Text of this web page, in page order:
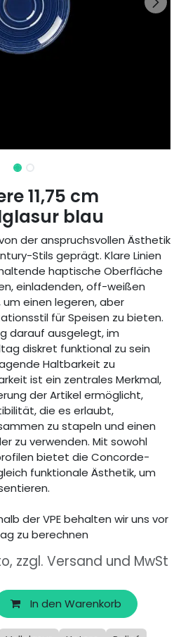
11,75 cm
blau
der anspruchsvollen Ästhetik
Stils geprägt. Klare Linien
haptische Oberfläche
einladenden, off-weißen
einen legeren, aber
für Speisen zu bieten.
darauf ausgelegt, im
diskret funktional zu sein
Haltbarkeit zu
ist ein zentrales Merkmal,
der Artikel ermöglicht,
die es erlaubt,
zu stapeln und einen
zu verwenden. Mit sowohl
bietet die Concorde-
funktionale Ästhetik, um
der VPE behalten wir uns vor
zu berechnen
zzgl. Versand und MwSt
In den Warenkorb